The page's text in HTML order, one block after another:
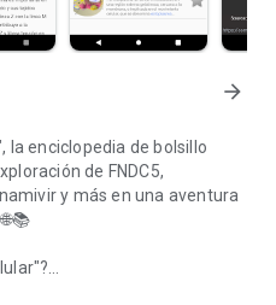
arrow_forward
la enciclopedia de bolsillo
de FNDC5,
y más en una aventura